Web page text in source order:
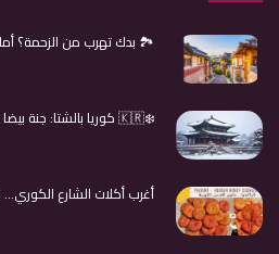
🏞️ بدك تهرب من الزحمة؟
❄️🇰🇷 كوريا بالشتا: جنة بيضا وأجواء بتخلي قلبك يدفي!
أغرب أكلات الشارع